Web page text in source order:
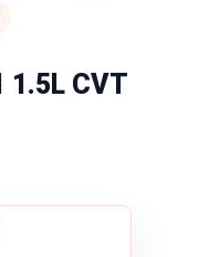
1.5L CVT